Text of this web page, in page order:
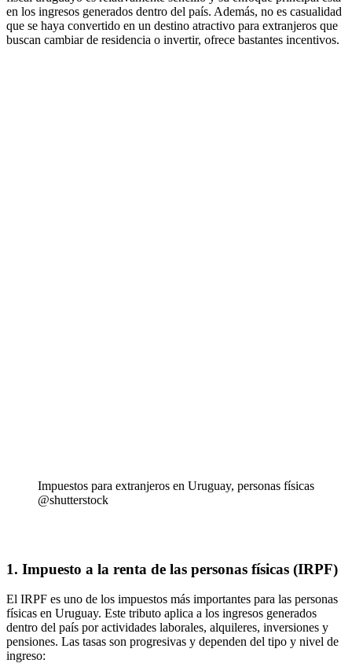
en los ingresos generados dentro del país. Además, no es casualidad
que se haya convertido en un destino atractivo para extranjeros que
buscan cambiar de residencia o invertir, ofrece bastantes incentivos.
Impuestos para extranjeros en Uruguay, personas físicas
@shutterstock
1. Impuesto a la renta de las personas físicas (IRPF)
El IRPF es uno de los impuestos más importantes para las personas
físicas en Uruguay. Este tributo aplica a los ingresos generados
dentro del país por actividades laborales, alquileres, inversiones y
pensiones. Las tasas son progresivas y dependen del tipo y nivel de
ingreso: